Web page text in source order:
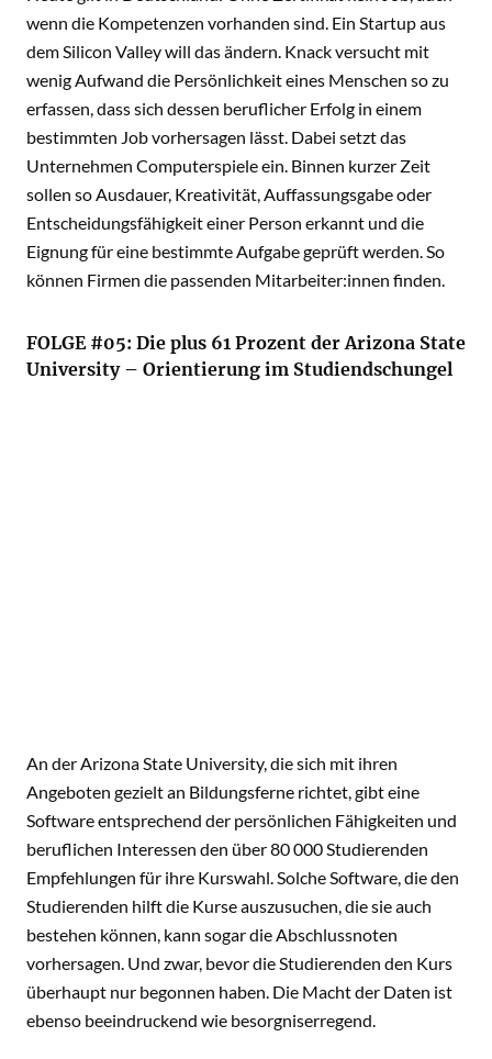
wenn die Kompetenzen vorhanden sind. Ein Startup aus
dem Silicon Valley will das ändern. Knack versucht mit
wenig Aufwand die Persönlichkeit eines Menschen so zu
erfassen, dass sich dessen beruflicher Erfolg in einem
bestimmten Job vorhersagen lässt. Dabei setzt das
Unternehmen Computerspiele ein. Binnen kurzer Zeit
sollen so Ausdauer, Kreativität, Auffassungsgabe oder
Entscheidungsfähigkeit einer Person erkannt und die
Eignung für eine bestimmte Aufgabe geprüft werden. So
können Firmen die passenden Mitarbeiter:innen finden.
FOLGE #05: Die plus 61 Prozent der Arizona State
University – Orientierung im Studiendschungel
An der Arizona State University, die sich mit ihren
Angeboten gezielt an Bildungsferne richtet, gibt eine
Software entsprechend der persönlichen Fähigkeiten und
beruflichen Interessen den über 80 000 Studierenden
Empfehlungen für ihre Kurswahl. Solche Software, die den
Studierenden hilft die Kurse auszusuchen, die sie auch
bestehen können, kann sogar die Abschlussnoten
vorhersagen. Und zwar, bevor die Studierenden den Kurs
überhaupt nur begonnen haben. Die Macht der Daten ist
ebenso beeindruckend wie besorgniserregend.